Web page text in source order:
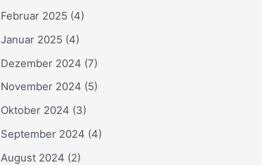
Februar 2025 (4)
Januar 2025 (4)
Dezember 2024 (7)
November 2024 (5)
Oktober 2024 (3)
September 2024 (4)
August 2024 (2)